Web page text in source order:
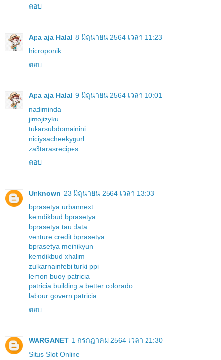
ตอบ
Apa aja Halal 8 มิถุนายน 2564 เวลา 11:23
hidroponik
ตอบ
Apa aja Halal 9 มิถุนายน 2564 เวลา 10:01
nadiminda
jimojizyku
tukarsubdomainini
niqiysacheekygurl
za3tarasrecipes
ตอบ
Unknown 23 มิถุนายน 2564 เวลา 13:03
bprasetya urbannext
kemdikbud bprasetya
bprasetya tau data
venture credit bprasetya
bprasetya meihikyun
kemdikbud xhalim
zulkarnainfebi turki ppi
lemon buoy patricia
patricia building a better colorado
labour govern patricia
ตอบ
WARGANET 1 กรกฎาคม 2564 เวลา 21:30
Situs Slot Online